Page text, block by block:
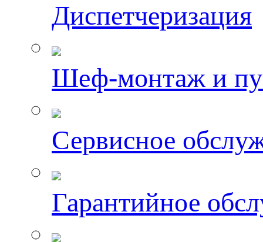
Диспетчеризация
Шеф-монтаж и
Сервисное
Гарантийное